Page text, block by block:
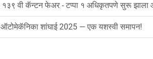
१३९ वी कॅन्टन फेअर - टप्पा १ अधिकृतपणे सुरू झाला
ऑटोमेकॅनिका शांघाई 2025 — एक यशस्वी समापन!